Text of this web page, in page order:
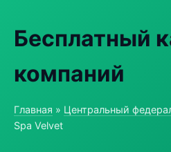
Бесплатный
компаний
Главная » Центральный
Spa Velvet